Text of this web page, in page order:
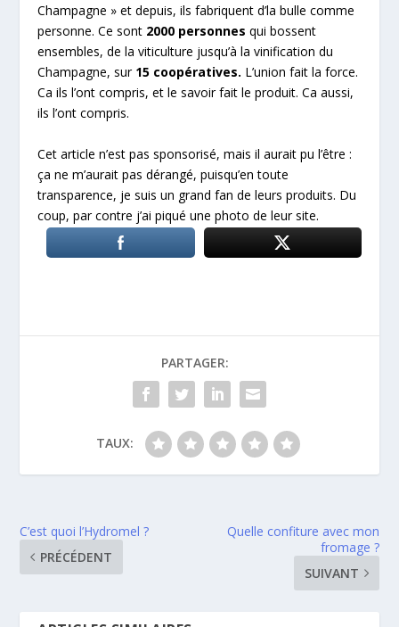
Champagne » et depuis, ils fabriquent d’la bulle comme
personne. Ce sont 2000 personnesqui bossent
ensembles, de la viticulture jusqu’à la vinification du
Champagne, sur 15 coopératives. L’union fait la force.
Ca ils l’ont compris, et le savoir fait le produit. Ca aussi,
ils l’ont compris.
Cet article n’est pas sponsorisé, mais il aurait pu l’être :
ça ne m’aurait pas dérangé, puisqu’en toute
transparence, je suis un grand fan de leurs produits. Du
coup, par contre j’ai piqué une photo de leur site.
PARTAGER:
TAUX:
C’est quoi l’Hydromel ?
PRÉCÉDENT
Quelle confiture avec mon
fromage ?
SUIVANT